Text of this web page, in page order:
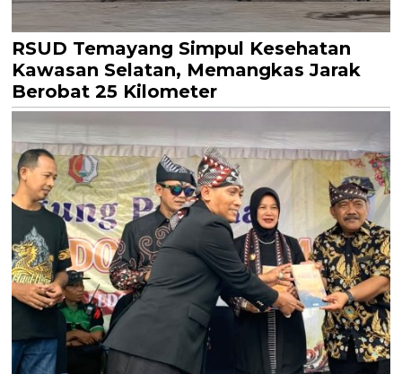
RSUD Temayang Simpul Kesehatan
Kawasan Selatan, Memangkas Jarak
Berobat 25 Kilometer